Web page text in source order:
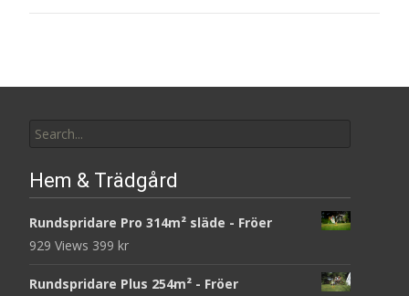
for:
Hem & Trädgård
Rundspridare Pro 314m² släde - Fröer
929 Views 399 kr
Rundspridare Plus 254m² - Fröer